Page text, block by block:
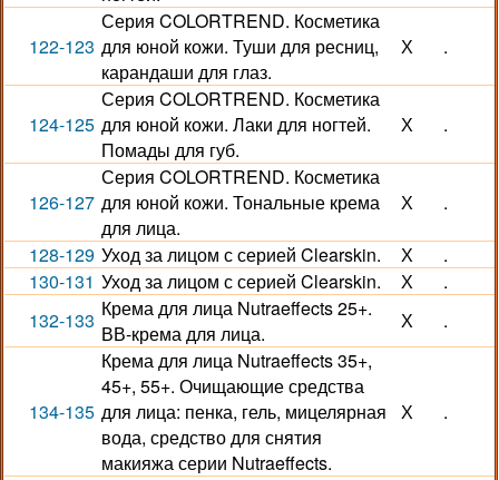
122-123
Серия COLORTREND. Косметика
для юной кожи. Туши для ресниц,
карандаши для глаз.
Х .
124-125
Серия COLORTREND. Косметика
для юной кожи. Лаки для ногтей.
Помады для губ.
Х .
126-127
Серия COLORTREND. Косметика
для юной кожи. Тональные крема
для лица.
Х .
128-129 Уход за лицом с серией Clearskin. Х
.
130-131 Уход за лицом с серией Clearskin. Х
.
132-133 Крема для лица Nutraeffects 25+.
ВВ-крема для лица.
Х .
134-135
Крема для лица Nutraeffects 35+,
45+, 55+. Очищающие средства
для лица: пенка, гель, мицелярная
вода, средство для снятия
макияжа серии Nutraeffects.
Х .